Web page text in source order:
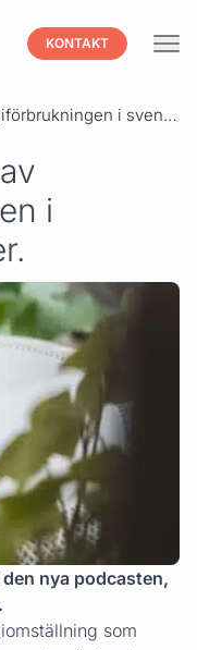
KONTAKT
Vi kan spara 40% av energiförbrukningen i svenska fastigheter.
i
nya podcasten,
som